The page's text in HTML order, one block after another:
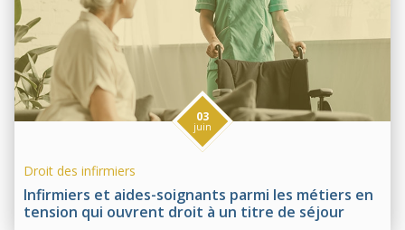
Infirmiers et aides-soignants parmi les métiers en
tension qui ouvrent droit à un titre de séjour
03
juin
Droit des infirmiers